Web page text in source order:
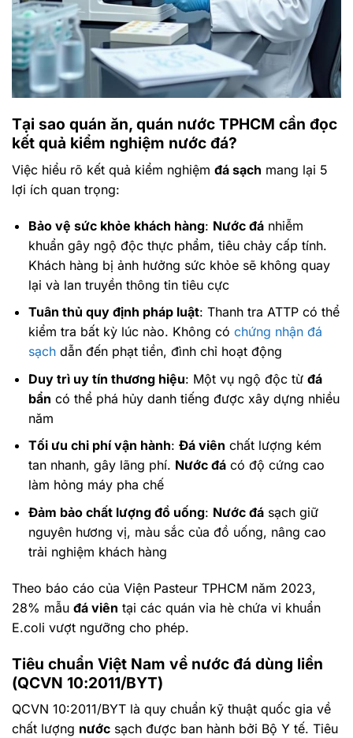
Tại sao quán ăn, quán nước TPHCM cần đọc
kết quả kiểm nghiệm nước đá?
Việc hiểu rõ kết quả kiểm nghiệm đá sạch mang lại 5
lợi ích quan trọng:
Bảo vệ sức khỏe khách hàng: Nước đánhiễm
khuẩn gây ngộ độc thực phẩm, tiêu chảy cấp tính.
Khách hàng bị ảnh hưởng sức khỏe sẽ không quay
lại và lan truyền thông tin tiêu cực
Tuân thủ quy định pháp luật: Thanh tra ATTP có thể
kiểm tra bất kỳ lúc nào. Không có chứng nhận đá
sạchdẫn đến phạt tiền, đình chỉ hoạt động
Duy trì uy tín thương hiệu: Một vụ ngộ độc từ đá
bẩn có thể phá hủy danh tiếng được xây dựng nhiều
năm
Tối ưu chi phí vận hành: Đá viên chất lượng kém
tan nhanh, gây lãng phí. Nước đácó độ cứng cao
làm hỏng máy pha chế
Đảm bảo chất lượng đồ uống: Nước đásạch giữ
nguyên hương vị, màu sắc của đồ uống, nâng cao
trải nghiệm khách hàng
Theo báo cáo của Viện Pasteur TPHCM năm 2023,
28% mẫu đá viên tại các quán vỉa hè chứa vi khuẩn
E.coli vượt ngưỡng cho phép.
Tiêu chuẩn Việt Nam về nước đá dùng liền
(QCVN 10:2011/BYT)
QCVN 10:2011/BYT là quy chuẩn kỹ thuật quốc gia về
chất lượng nước sạch được ban hành bởi Bộ Y tế. Tiêu